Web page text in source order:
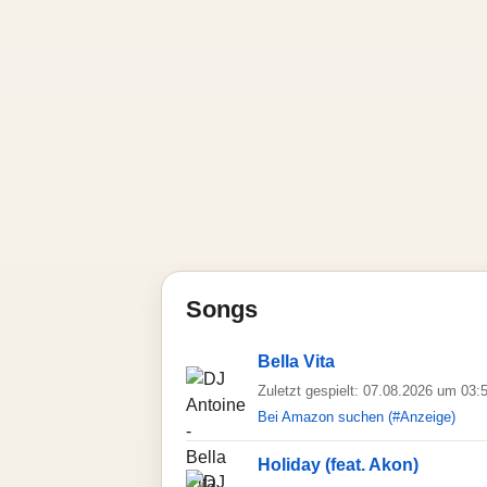
Songs
Bella Vita
Zuletzt gespielt: 07.08.2026 um
Bei Amazon suchen (#Anzeige)
Holiday (feat. Akon)